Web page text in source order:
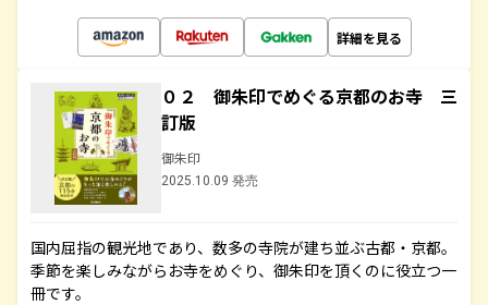
詳細を見る
０２ 御朱印でめぐる京都のお寺 三
訂版
御朱印
2025.10.09 発売
国内屈指の観光地であり、数多の寺院が建ち並ぶ古都・京都。
季節を楽しみながらお寺をめぐり、御朱印を頂くのに役立つ一
冊です。